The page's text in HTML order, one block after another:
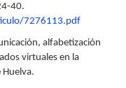
40.
7276113.pdf
alfabetización
virtuales en la